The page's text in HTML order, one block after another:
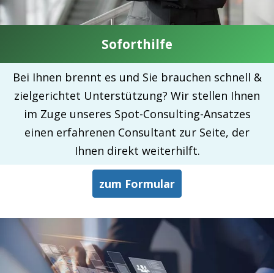
Soforthilfe
Bei Ihnen brennt es und Sie brauchen schnell &
zielgerichtet Unterstützung? Wir stellen Ihnen
im Zuge unseres Spot-Consulting-Ansatzes
einen erfahrenen Consultant zur Seite, der
Ihnen direkt weiterhilft.
zum Formular